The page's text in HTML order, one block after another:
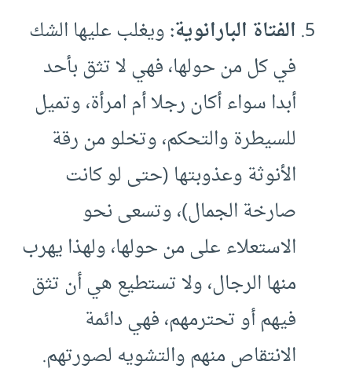
الفتاة البارانوية:ويغلب عليها الشك
في كل من حولها، فهي لا تثق بأحد
أبدا سواء أكان رجلا أم امرأة، وتميل
للسيطرة والتحكم، وتخلو من رقة
الأنوثة وعذوبتها (حتى لو كانت
صارخة الجمال)، وتسعى نحو
الاستعلاء على من حولها، ولهذا يهرب
منها الرجال، ولا تستطيع هي أن تثق
فيهم أو تحترمهم، فهي دائمة
الانتقاص منهم والتشويه لصورتهم.